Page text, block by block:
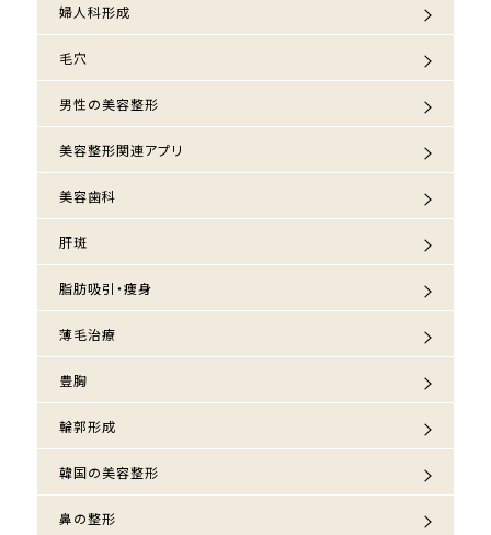
婦人科形成
毛穴
男性の美容整形
美容整形関連アプリ
美容歯科
肝斑
脂肪吸引・痩身
薄毛治療
豊胸
輪郭形成
韓国の美容整形
鼻の整形